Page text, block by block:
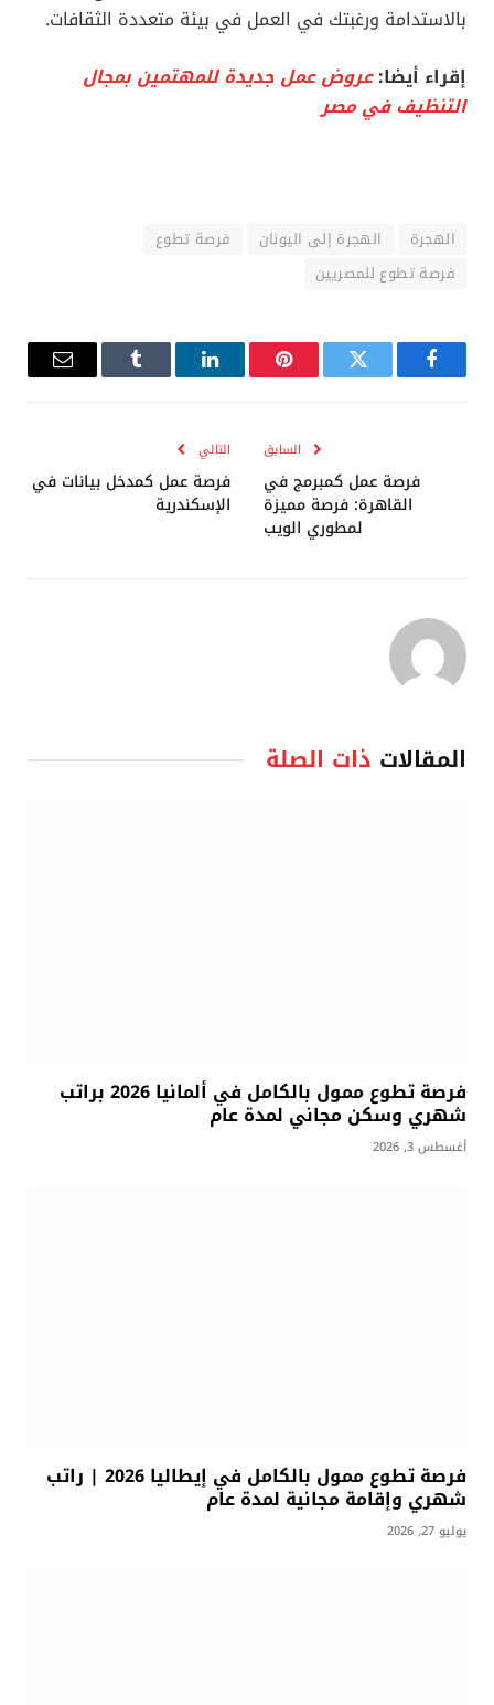
بالاستدامة ورغبتك في العمل في بيئة متعددة الثقافات.
إقراء أيضا:عروض عمل جديدة للمهتمين بمجال
التنظيف في مصر
الهجرة الهجرة إلى اليونان
فرصة تطوع
فرصة تطوع للمصريين
فيسبوك تويتر بينتيريستلينكدإن Tumblr
البريد
السابق
فرصة عمل كمبرمج في
القاهرة: فرصة مميزة
لمطوري الويب
التالي
فرصة عمل كمدخل بيانات في
الإسكندرية
المقالات ذات الصلة
فرصة تطوع ممول بالكامل في ألمانيا 2026 براتب
شهري وسكن مجاني لمدة عام
أغسطس 3, 2026
فرصة تطوع ممول بالكامل في إيطاليا 2026 | راتب
شهري وإقامة مجانية لمدة عام
يوليو 27, 2026